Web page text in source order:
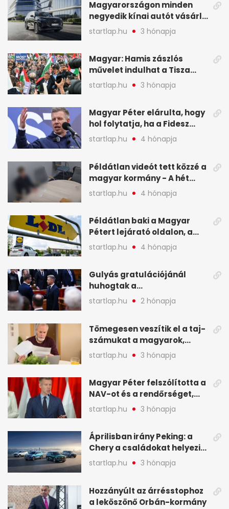
Magyarországon minden
negyedik kínai autót vásárló
a Chery mellett döntött (X)
startlap.hu 3 hónapja
Magyar: Hamis zászlós
művelet indulhat a Tisza
ellen a választás napján - A
hét legfontosabb eseményei
startlap.hu 3 hónapja
Magyar Péter elárulta, hogy
hol folytatja, ha a Fidesz
nyeri a választást - A hét
legfontosabb hírei
startlap.hu 4 hónapja
Példátlan videót tett közzé a
magyar kormány - A hét
legfontosabb hírei
képekben
startlap.hu 4 hónapja
Példátlan baki a Magyar
Pétert lejárató oldalon, a
Lidlnek azonnal lépnie
kellett - A hét legfontosabb
startlap.hu 4 hónapja
Gulyás gratulációjánál
huhogtak a
leghangosabban, miután
Magyart miniszterelnökké
legfontosabb hírei
képekben
startlap.hu 2 hónapja
Tömegesen veszítik el a taj-
számukat a magyarok,
sokak ellen eljárást indít a
NAV - A hét hírei képekben
startlap.hu 3 hónapja
Magyar Péter felszólította a
NAV-ot és a rendőrséget,
tartóztassák le a NER-es
oligarchákat - A hét
startlap.hu 3 hónapja
Áprilisban irány Peking: a
Chery a családokat helyezi
globális mobilitási
programja középpontjába
startlap.hu 3 hónapja
Hozzányúlt az árrésstophoz
a leköszönő Orbán-kormány